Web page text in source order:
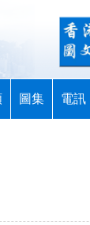
圖集 電訊